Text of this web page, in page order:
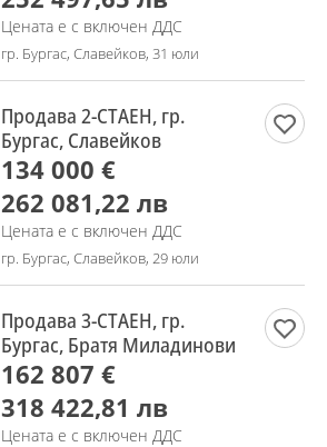
Цената е с включен ДДС
гр. Бургас, Славейков, 31 юли
Продава 2-СТАЕН, гр.
Бургас, Славейков
134 000 €
262 081,22 лв
Цената е с включен ДДС
гр. Бургас, Славейков, 29 юли
Продава 3-СТАЕН, гр.
Бургас, Братя Миладинови
162 807 €
318 422,81 лв
Цената е с включен ДДС